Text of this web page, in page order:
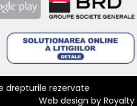
drepturile rezervate
Web design by Royalty